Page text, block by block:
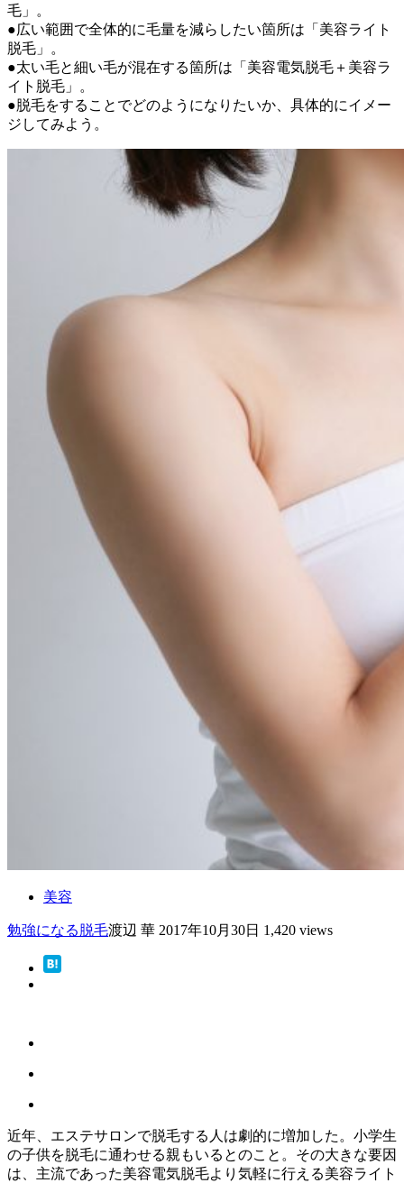
毛」。
●広い範囲で全体的に毛量を減らしたい箇所は「美容ライト
脱毛」。
●太い毛と細い毛が混在する箇所は「美容電気脱毛＋美容ラ
イト脱毛」。
●脱毛をすることでどのようになりたいか、具体的にイメー
ジしてみよう。
美容
勉強になる脱毛渡辺 華 2017年10月30日 1,420 views
近年、エステサロンで脱毛する人は劇的に増加した。小学生
の子供を脱毛に通わせる親もいるとのこと。その大きな要因
は、主流であった美容電気脱毛より気軽に行える美容ライト